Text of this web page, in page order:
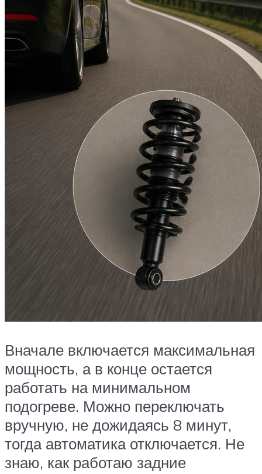
Вначале включается максимальная
мощность, а в конце остается
работать на минимальном
подогреве. Можно переключать
вручную, не дожидаясь 8 минут,
тогда автоматика отключается. Не
знаю, как работаю задние